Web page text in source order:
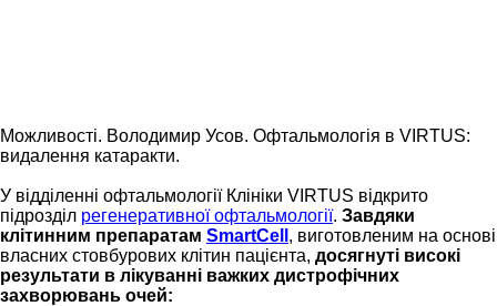
Можливості. Володимир Усов. Офтальмологія в VIRTUS:
видалення катаракти.
У відділенні офтальмології Клініки VIRTUS відкрито
підрозділ регенеративної офтальмології. Завдяки
клітинним препаратам SmartCell , виготовленим на основі
власних стовбурових клітин пацієнта, досягнуті високі
результати в лікуванні важких дистрофічних
захворювань очей: